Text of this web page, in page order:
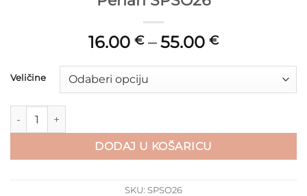
16.00 €–55.00 €
Veličine
Pehari SPSO26 količina
DODAJ U KOŠARICU
SKU: SPSO26